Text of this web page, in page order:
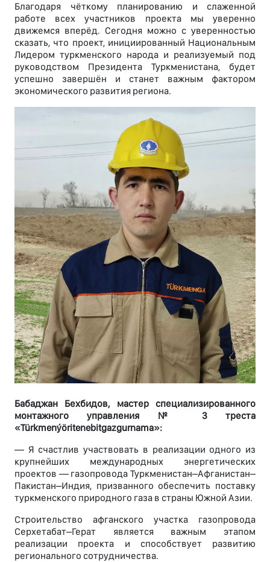
Благодаря чёткому планированию и слаженной
работе всех участников проекта мы уверенно
движемся вперёд. Сегодня можно с уверенностью
сказать, что проект, инициированный Национальным
Лидером туркменского народа и реализуемый под
руководством Президента Туркменистана, будет
успешно завершён и станет важным фактором
экономического развития региона.
Бабаджан Бехбидов, мастер специализированного
монтажного управления № 3 треста
«Türkmenýöritenebitgazgurnama»:
— Я счастлив участвовать в реализации одного из
крупнейших международных энергетических
проектов — газопровода Туркменистан–Афганистан–
Пакистан–Индия, призванного обеспечить поставку
туркменского природного газа в страны Южной Азии.
Строительство афганского участка газопровода
Серхетабат–Герат является важным этапом
реализации проекта и способствует развитию
регионального сотрудничества.